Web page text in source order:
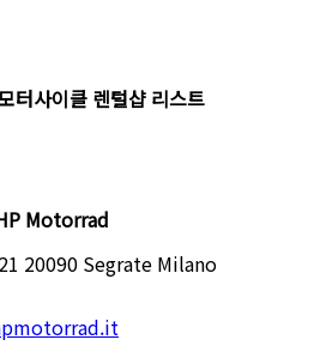
터사이클 렌털샵 리스트
Motorrad
20090 Segrate Milano